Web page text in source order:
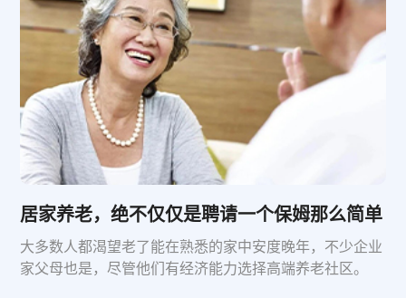
居家养老，绝不仅仅是聘请一个保姆那么简单
大多数人都渴望老了能在熟悉的家中安度晚年，不少企业
家父母也是，尽管他们有经济能力选择高端养老社区。